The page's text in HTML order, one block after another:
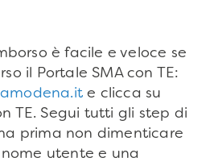
è facile e veloce se
il Portale SMA con TE:
e clicca su
TE. Segui tutti gli step di
prima non dimenticare
utente e una